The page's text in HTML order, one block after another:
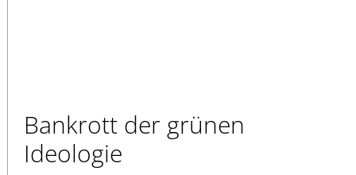
Bankrott der grünen
Ideologie